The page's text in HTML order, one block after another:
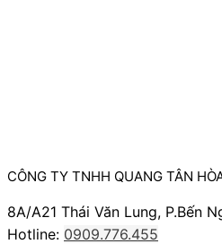
CÔNG TY TNHH QUANG TÂN
8A/A21 Thái Văn Lung, P.Bến
Hotline: 0909.776.455